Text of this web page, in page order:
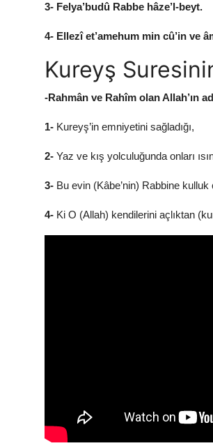
3- Felya’budû Rabbe hâze’l-beyt.
4- Ellezî et’amehum min cû’in ve
Kureyş
-Rahmân ve Rahîm olan Allah’ın
1- Kureyş’in emniyetini sağladığı,
2- Yaz ve kış yolculuğunda onları
3- Bu evin (Kâbe’nin) Rabbine kulluk
4- Ki O (Allah) kendilerini açlıktan